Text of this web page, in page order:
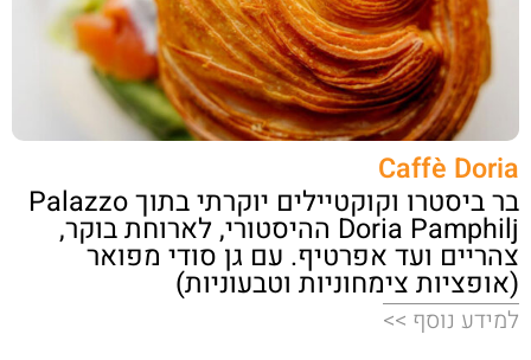
Caffè Doria
בר ביסטרו וקוקטיילים יוקרתי בתוך Palazzo
Doria Pamphilj ההיסטורי, לארוחת בוקר,
צהריים ועד אפרטיף. עם גן סודי מפואר
(אופציות צימחוניות וטבעוניות)
למידע נוסף >>